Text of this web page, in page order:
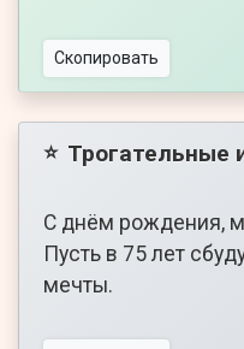
Скопировать
⭐ Трогательные
С днём рождения,
Пусть в 75 лет
мечты.